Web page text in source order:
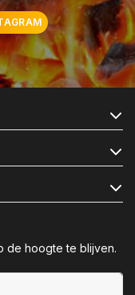
de hoogte te blijven.